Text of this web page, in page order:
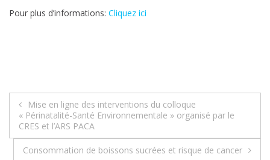
Pour plus d’informations: Cliquez ici
Navigation
de
l’article
Mise en ligne des interventions du colloque
« Périnatalité-Santé Environnementale » organisé par le
CRES et l’ARS PACA
Consommation de boissons sucrées et risque de cancer